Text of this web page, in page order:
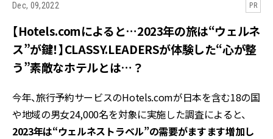
Dec, 09,2022 PR
【Hotels.comによると…2023年の旅は“ウェルネ
ス”が鍵！】CLASSY.LEADERSが体験した“心が整
う”素敵なホテルとは…？
今年、旅行予約サービスのHotels.comが日本を含む18の国
や地域の男女24,000名を対象に実施した調査によると、
2023年は“ウェルネストラベル”の需要がますます増加し